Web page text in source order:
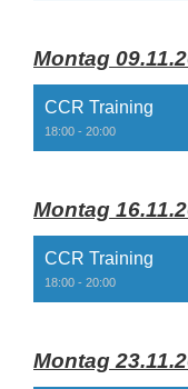
Montag
CCR Training
18:00 - 20:00
Montag
CCR Training
18:00 - 20:00
Montag